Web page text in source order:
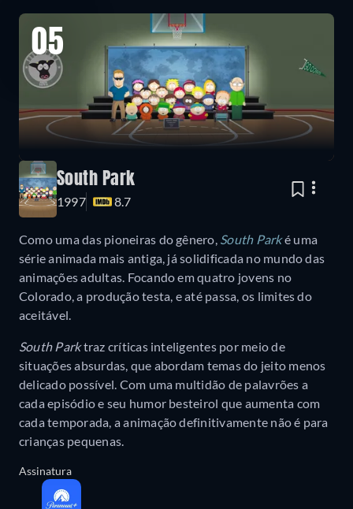
05
South Park
1997 8.7
Como uma das pioneiras do gênero, South Parké uma
série animada mais antiga, já solidificada no mundo das
animações adultas. Focando em quatro jovens no
Colorado, a produção testa, e até passa, os limites do
aceitável.
South Parktraz críticas inteligentes por meio de
situações absurdas, que abordam temas do jeito menos
delicado possível. Com uma multidão de palavrões a
cada episódio e seu humor besteirol que aumenta com
cada temporada, a animação definitivamente não é para
crianças pequenas.
Assinatura